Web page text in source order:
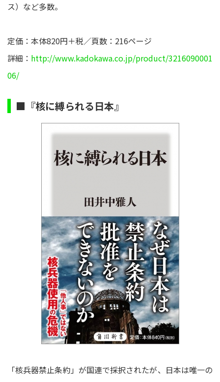
ス）など多数。
定価：本体820円＋税／頁数：216ページ
詳細： http://www.kadokawa.co.jp/product/3216090001
06/
■『核に縛られる日本』
「核兵器禁止条約」が国連で採択されたが、日本は唯一の